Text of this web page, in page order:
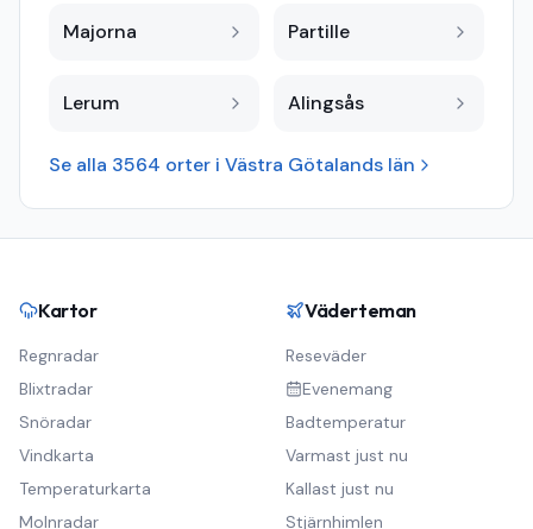
Majorna Partille
Lerum Alingsås
Se alla 3564 orter i Västra Götalands län
Kartor
Regnradar
Blixtradar
Snöradar
Vindkarta
Temperaturkarta
Molnradar
Väderteman
Reseväder
Evenemang
Badtemperatur
Varmast just nu
Kallast just nu
Stjärnhimlen